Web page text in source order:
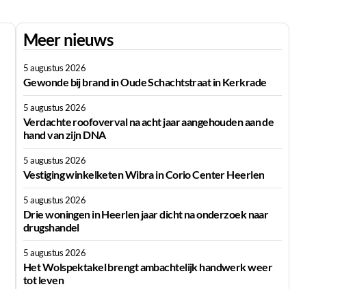
Meer nieuws
5 augustus 2026
Gewonde bij brand in Oude Schachtstraat in Kerkrade
5 augustus 2026
Verdachte roofoverval na acht jaar aangehouden aan de
hand van zijn DNA
5 augustus 2026
Vestiging winkelketen Wibra in Corio Center Heerlen
5 augustus 2026
Drie woningen in Heerlen jaar dicht na onderzoek naar
drugshandel
5 augustus 2026
Het Wolspektakel brengt ambachtelijk handwerk weer
tot leven